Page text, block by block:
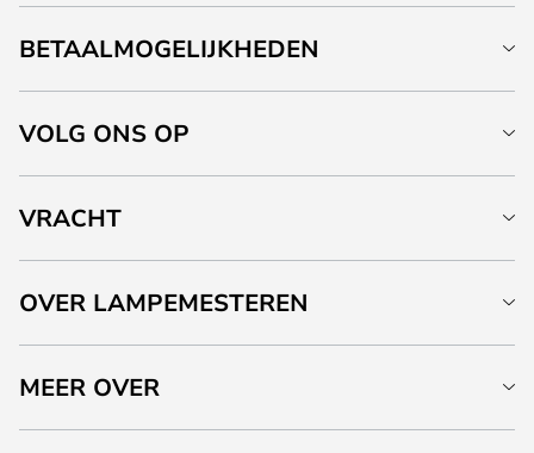
BETAALMOGELIJKHEDEN
VOLG ONS OP
VRACHT
OVER LAMPEMESTEREN
MEER OVER